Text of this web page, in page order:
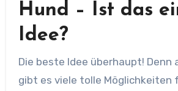
Hund – Ist das
Idee?
Die beste Idee überhaupt! Denn an der Ostsee
gibt es viele tolle Möglichkeiten